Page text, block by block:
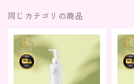
同じカテゴリの商品